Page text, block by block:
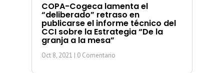
COPA-Cogeca lamenta el
“deliberado” retraso en
publicarse el informe técnico del
CCI sobre la Estrategia “De la
granja a la mesa”
Oct 8, 2021 | 0 Comentario